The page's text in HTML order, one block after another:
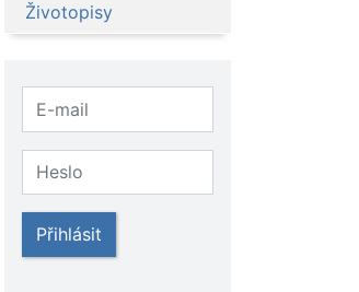
Životopisy
Přihlásit